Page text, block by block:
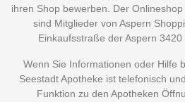
ihren Shop bewerben. Der
sind Mitglieder von Aspern
Einkaufsstraße der Aspern 3420
Wenn Sie Informationen oder Hilfe
Seestadt Apotheke ist telefonisch
Funktion zu den Apotheken